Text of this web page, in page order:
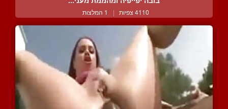
4110 צפיות | 1 המלצות